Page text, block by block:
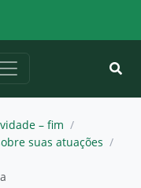
– fim /
suas atuações /